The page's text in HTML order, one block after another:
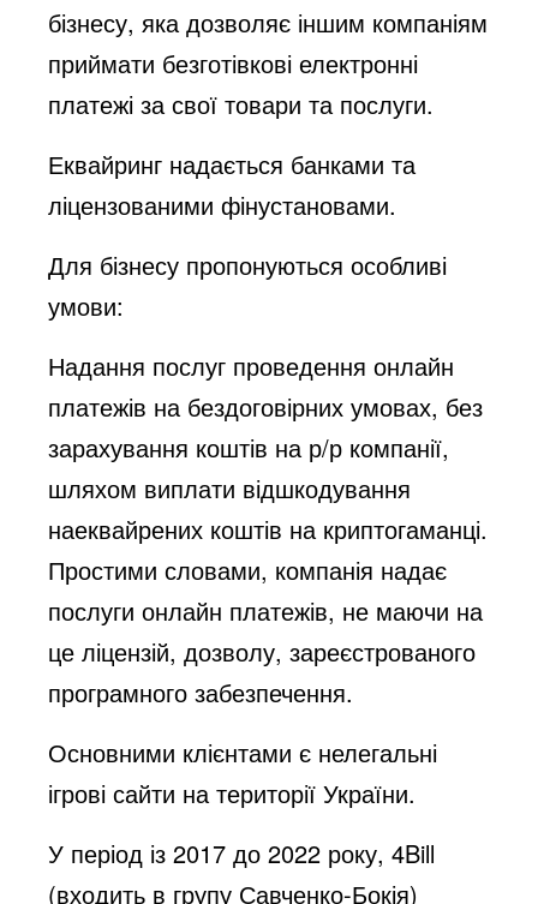
бізнесу, яка дозволяє іншим компаніям
приймати безготівкові електронні
платежі за свої товари та послуги.
Еквайринг надається банками та
ліцензованими фінустановами.
Для бізнесу пропонуються особливі
умови:
Надання послуг проведення онлайн
платежів на бездоговірних умовах, без
зарахування коштів на р/р компанії,
шляхом виплати відшкодування
наеквайрених коштів на криптогаманці.
Простими словами, компанія надає
послуги онлайн платежів, не маючи на
це ліцензій, дозволу, зареєстрованого
програмного забезпечення.
Основними клієнтами є нелегальні
ігрові сайти на території України.
У період із 2017 до 2022 року, 4Bill
(входить в групу Савченко-Бокія)